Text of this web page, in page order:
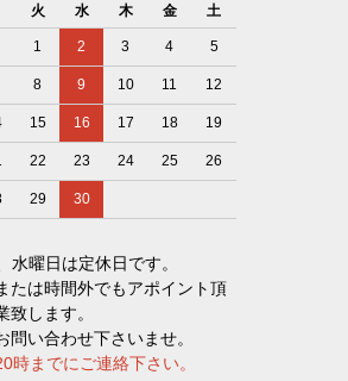
火 水 木 金 土
1 2 3 4 5
8 9 10 11 12
15 16 17 18 19
22 23 24 25 26
29 30
水曜日は定休日です。
たは時間外でもアポイント頂
致します。
問い合わせ下さいませ。
時までにご連絡下さい。